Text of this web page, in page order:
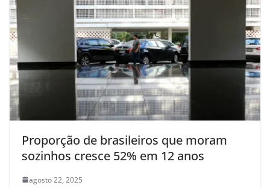
Proporção de brasileiros que moram
sozinhos cresce 52% em 12 anos
agosto 22, 2025